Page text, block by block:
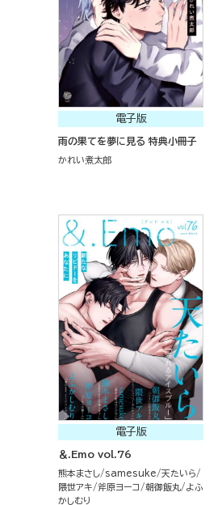
電子版
雨の果てを夢に見る 特典小冊子
かれい煮太郎
電子版
＆.Emo vol.76
熊本まさし samesuke
天たいら
隈世アキ
斧原ヨーコ 朝御飯丸
よふ
かしむり